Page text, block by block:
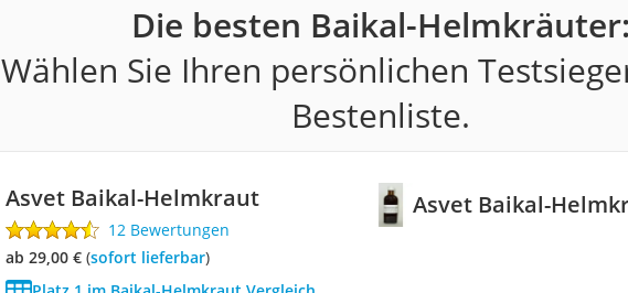
Die besten Baikal-
Wählen Sie Ihren persönlichen
Bestenliste.
Asvet Baikal-
Asvet Baikal-Helmkraut
12 Bewertungen
ab 29,00 €( Sofort lieferbar)